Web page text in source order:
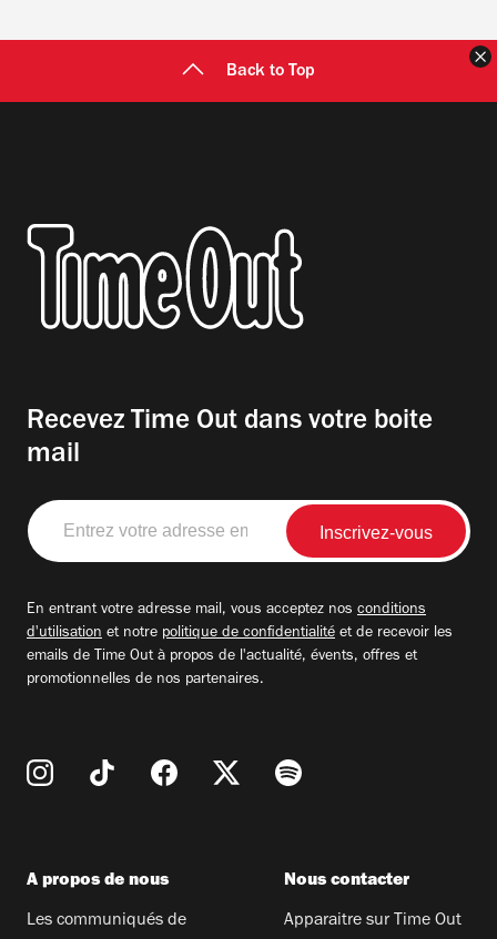
Back to Top
Recevez Time Out dans votre boite
mail
Entrez
votre
adresse
En entrant votre adresse mail, vous acceptez nos conditions
d'utilisation et notre politique de confidentialité et de recevoir les
emails de Time Out à propos de l'actualité, évents, offres et
promotionnelles de nos partenaires.
A propos de nous
Les communiqués de
Nous contacter
Apparaitre sur Time Out